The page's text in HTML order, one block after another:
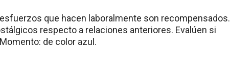
que hacen laboralmente son recompensados.
respecto a relaciones anteriores. Evalúen si
de color azul.